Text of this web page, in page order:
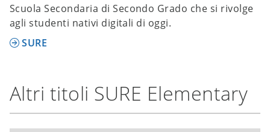
Scuola Secondaria di Secondo Grado che si rivolge
agli studenti nativi digitali di oggi.
SURE
Altri titoli SURE Elementary